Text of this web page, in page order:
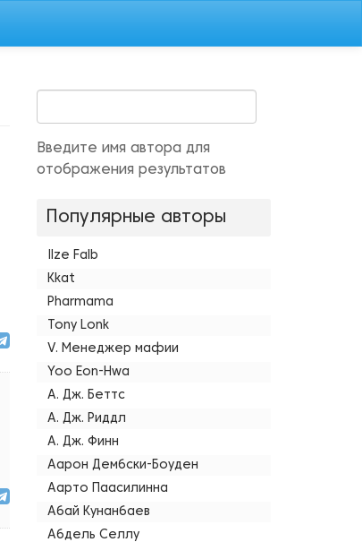
Введите имя автора для
отображения результатов
Популярные авторы
Ilze Falb
Kkat
Pharmama
Tony Lonk
V. Менеджер мафии
Yoo Eon-Hwa
А. Дж. Беттс
А. Дж. Риддл
А. Дж. Финн
Аарон Дембски-Боуден
Аарто Паасилинна
Абай Кунанбаев
Абдель Селлу